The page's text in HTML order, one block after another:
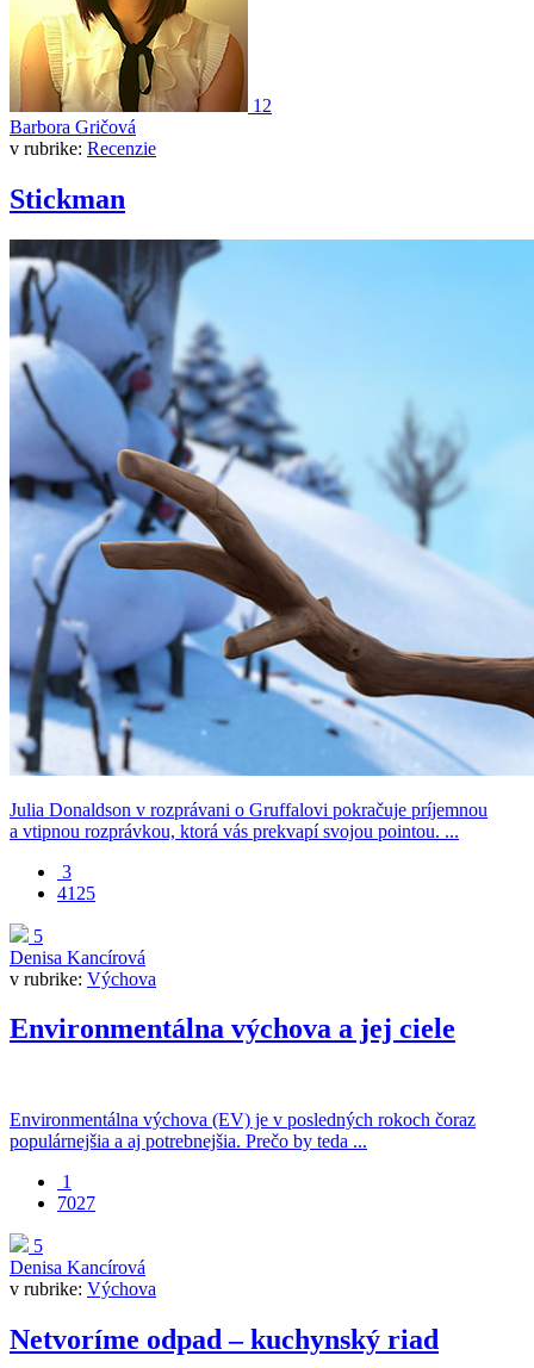
12
Barbora Gričová
v rubrike: Recenzie
Stickman
Julia Donaldson v rozprávani o Gruffalovi pokračuje príjemnou
a vtipnou rozprávkou, ktorá vás prekvapí svojou pointou. ...
3
4125
5
Denisa Kancírová
v rubrike: Výchova
Environmentálna výchova a jej ciele
Environmentálna výchova (EV) je v posledných rokoch čoraz
populárnejšia a aj potrebnejšia. Prečo by teda ...
1
7027
5
Denisa Kancírová
v rubrike: Výchova
Netvoríme odpad – kuchynský riad